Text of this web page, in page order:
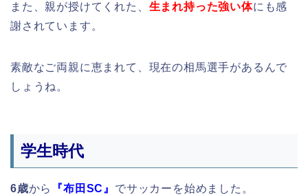
また、親が授けてくれた、 生まれ持った強い体にも感
謝されています。
素敵なご両親に恵まれて、現在の相馬選手があるんで
しょうね。
学生時代
6歳から 『布田SC』 でサッカーを始めました。